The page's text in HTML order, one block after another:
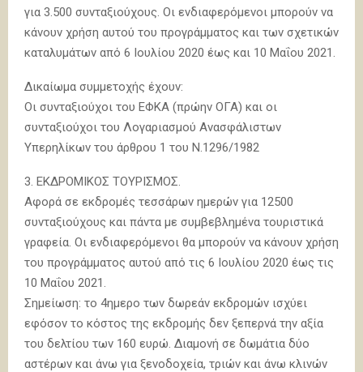
για 3.500 συνταξιούχους. Οι ενδιαφερόμενοι μπορούν να
κάνουν χρήση αυτού του προγράμματος και των σχετικών
καταλυμάτων από 6 Ιουλίου 2020 έως και 10 Μαΐου 2021.
Δικαίωμα συμμετοχής έχουν:
Οι συνταξιούχοι του ΕΦΚΑ (πρώην ΟΓΑ) και οι
συνταξιούχοι του Λογαριασμού Ανασφάλιστων
Υπερηλίκων του άρθρου 1 του Ν.1296/1982
3. ΕΚΔΡΟΜΙΚΟΣ ΤΟΥΡΙΣΜΟΣ.
Αφορά σε εκδρομές τεσσάρων ημερών για 12500
συνταξιούχους και πάντα με συμβεβλημένα τουριστικά
γραφεία. Οι ενδιαφερόμενοι θα μπορούν να κάνουν χρήση
του προγράμματος αυτού από τις 6 Ιουλίου 2020 έως τις
10 Μαΐου 2021.
Σημείωση: το 4ημερο των δωρεάν εκδρομών ισχύει
εφόσον το κόστος της εκδρομής δεν ξεπερνά την αξία
του δελτίου των 160 ευρώ. Διαμονή σε δωμάτια δύο
αστέρων και άνω για ξενοδοχεία, τριών και άνω κλινών